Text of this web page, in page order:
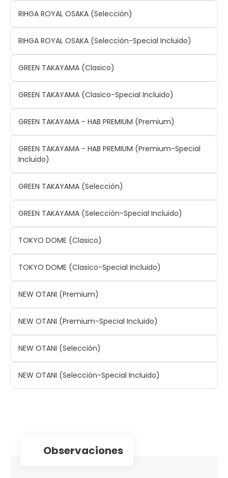
RIHGA ROYAL OSAKA (Selección)
RIHGA ROYAL OSAKA (Selección-Special Incluido)
GREEN TAKAYAMA (Clasico)
GREEN TAKAYAMA (Clasico-Special Incluido)
GREEN TAKAYAMA - HAB PREMIUM (Premium)
GREEN TAKAYAMA - HAB PREMIUM (Premium-Special
Incluido)
GREEN TAKAYAMA (Selección)
GREEN TAKAYAMA (Selección-Special Incluido)
TOKYO DOME (Clasico)
TOKYO DOME (Clasico-Special Incluido)
NEW OTANI (Premium)
NEW OTANI (Premium-Special Incluido)
NEW OTANI (Selección)
NEW OTANI (Selección-Special Incluido)
observaciones